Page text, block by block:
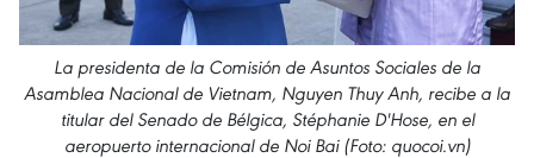
La presidenta de la Comisión de Asuntos Sociales de la
Asamblea Nacional de Vietnam, Nguyen Thuy Anh, recibe a la
titular del Senado de Bélgica, Stéphanie D'Hose, en el
aeropuerto internacional de Noi Bai (Foto: quocoi.vn)